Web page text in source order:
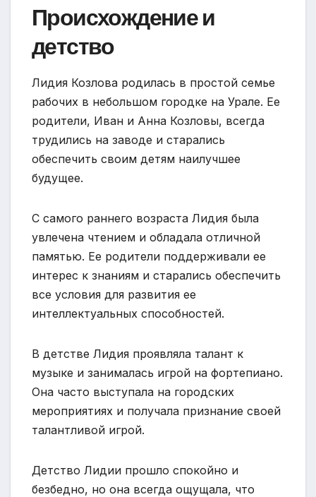
Происхождение и
детство
Лидия Козлова родилась в простой семье
рабочих в небольшом городке на Урале. Ее
родители, Иван и Анна Козловы, всегда
трудились на заводе и старались
обеспечить своим детям наилучшее
будущее.
С самого раннего возраста Лидия была
увлечена чтением и обладала отличной
памятью. Ее родители поддерживали ее
интерес к знаниям и старались обеспечить
все условия для развития ее
интеллектуальных способностей.
В детстве Лидия проявляла талант к
музыке и занималась игрой на фортепиано.
Она часто выступала на городских
мероприятиях и получала признание своей
талантливой игрой.
Детство Лидии прошло спокойно и
безбедно, но она всегда ощущала, что